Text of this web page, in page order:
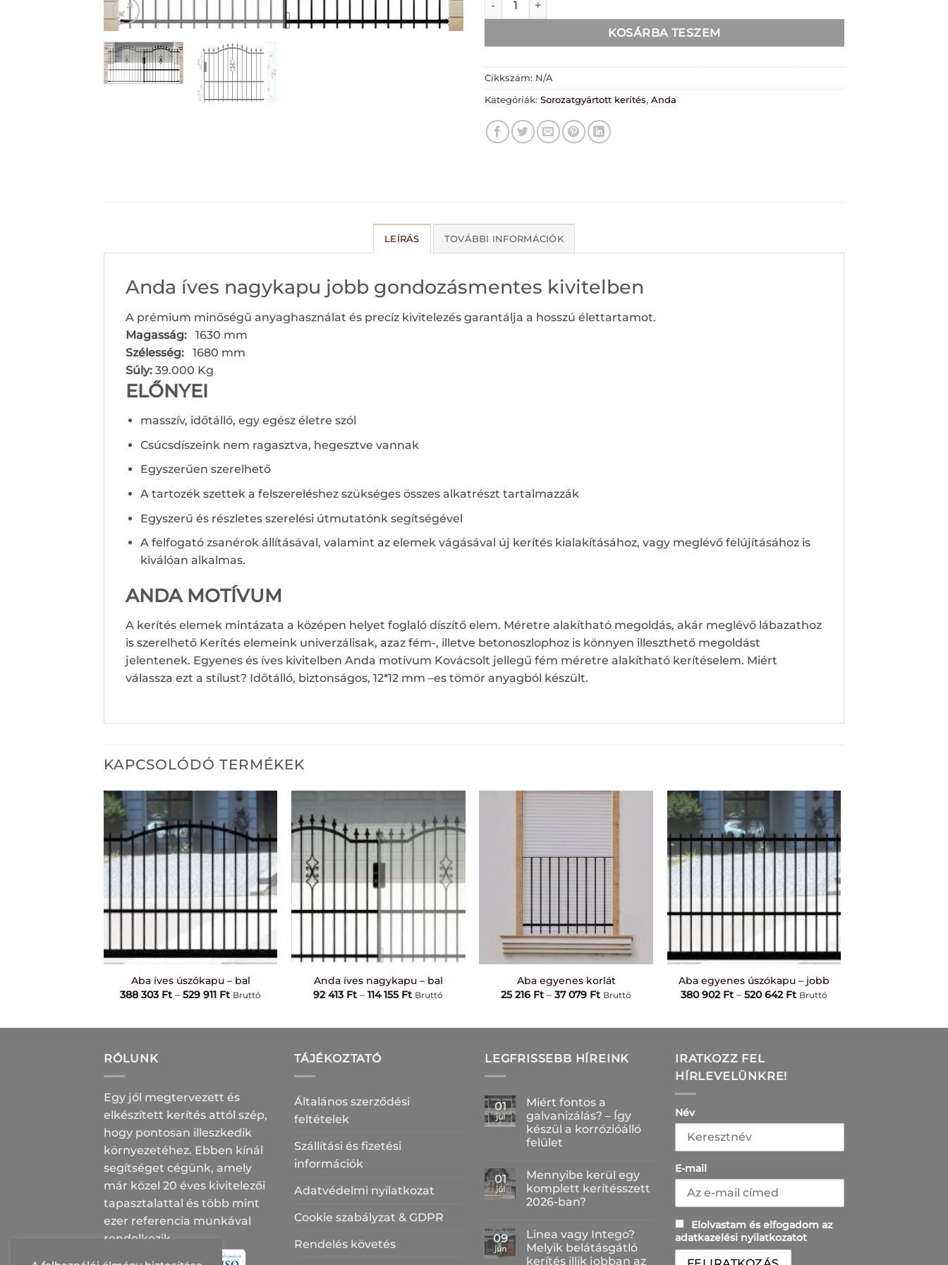
KOSÁRBA TESZEM
Cikkszám: N/A
Kategóriák: Sorozatgyártott kerítés, Anda
LEÍRÁS TOVÁBBI INFORMÁCIÓK
Anda íves nagykapu jobb gondozásmentes kivitelben
A prémium minőségű anyaghasználat és precíz kivitelezés garantálja a hosszú élettartamot.
Magasság: 1630 mm
Szélesség: 1680 mm
Súly: 39.000 Kg
ELŐNYEI
masszív, időtálló, egy egész életre szól
Csúcsdíszeink nem ragasztva, hegesztve vannak
Egyszerűen szerelhető
A tartozék szettek a felszereléshez szükséges összes alkatrészt tartalmazzák
Egyszerű és részletes szerelési útmutatónk segítségével
A felfogató zsanérok állításával, valamint az elemek vágásával új kerítés kialakításához, vagy meglévő felújításához is
kiválóan alkalmas.
ANDA MOTÍVUM
A kerítés elemek mintázata a középen helyet foglaló díszítő elem. Méretre alakítható megoldás, akár meglévő lábazathoz
is szerelhető Kerítés elemeink univerzálisak, azaz fém-, illetve betonoszlophoz is könnyen illeszthető megoldást
jelentenek. Egyenes és íves kivitelben Anda motívum Kovácsolt jellegű fém méretre alakítható kerítéselem. Miért
válassza ezt a stílust? Időtálló, biztonságos, 12*12 mm –es tömör anyagból készült.
KAPCSOLÓDÓ TERMÉKEK
+
Aba íves úszókapu – bal
388 303 Ft – 529 911 FtÁrtartomány:
Bruttó
Anda íves nagykapu – bal
92 413 Ft – 114 155 FtÁrtartomány:
Bruttó
Aba egyenes korlát
25 216 Ft – 37 079 FtÁrtartomány:
Bruttó
+
Aba egyenes úszókapu – jobb
380 902 Ft – 520 642 FtÁrtartomány:
Bruttó
RÓLUNK
Egy jól megtervezett és
elkészített kerítés attól szép,
hogy pontosan illeszkedik
környezetéhez. Ebben kínál
segítséget cégünk, amely
már közel 20 éves kivitelezői
tapasztalattal és több mint
ezer referencia munkával
rendelkezik.
TÁJÉKOZTATÓ
Általános szerződési
feltételek
Szállítási és fizetési
információk
Adatvédelmi nyilatkozat
Cookie szabályzat & GDPR
Rendelés követés
LEGFRISSEBB HÍREINK
01
júl
Miért fontos a
galvanizálás? – Így
készül a korrózióálló
felület
a(z)
Miért
fontos
a
Így
készül
a
korrózióálló
01
júl
Mennyibe kerül egy
komplett kerítésszett
2026-ban?
a(z)
Mennyibe
kerül
egy
09
jún
Linea vagy Intego?
Melyik belátásgátló
kerítés illik jobban az
IRATKOZZ FEL
HÍRLEVELÜNKRE!
Név
E-mail
Elolvastam és elfogadom az
adatkazelési nyilatkozatot